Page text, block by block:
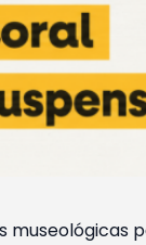
museológicas